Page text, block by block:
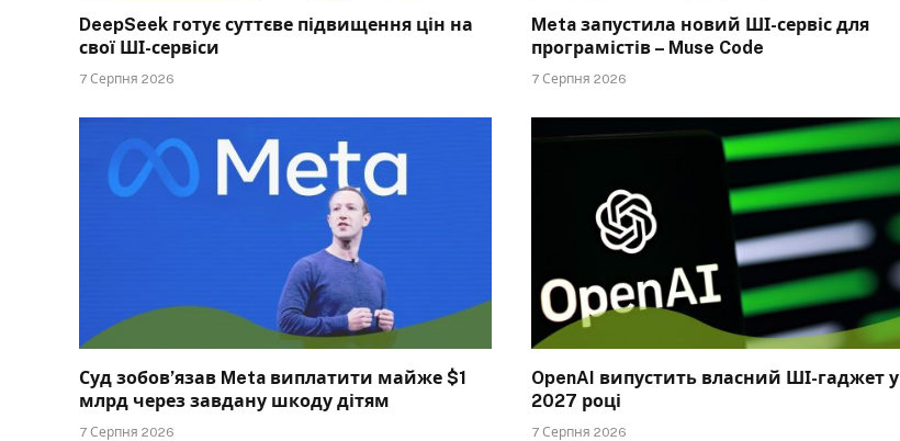
DeepSeek готує суттєве підвищення цін на
свої ШІ-сервіси
7 Серпня 2026
Meta запустила новий ШІ-сервіс для
програмістів – Muse Code
7 Серпня 2026
Суд зобов’язав Meta виплатити майже $1
млрд через завдану шкоду дітям
7 Серпня 2026
OpenAI випустить власний ШІ-гаджет у
2027 році
7 Серпня 2026